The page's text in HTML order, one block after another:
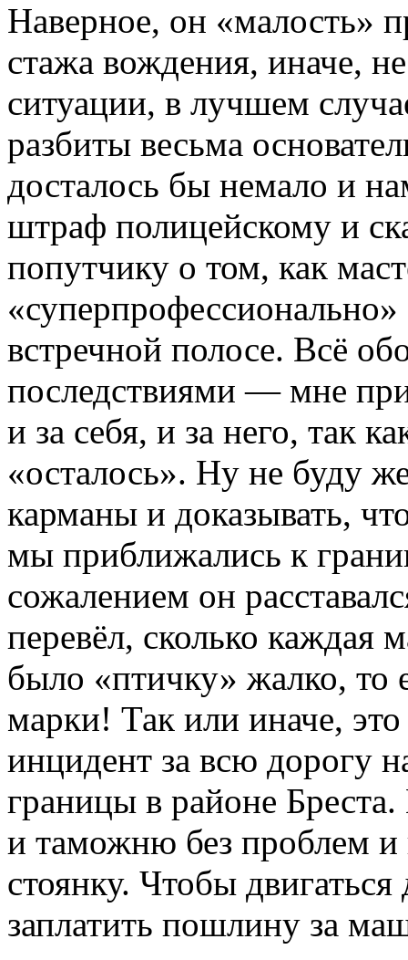
Наверное, он «малость»
стажа вождения, иначе,
ситуации, в лучшем
разбиты весьма
досталось бы немало и
штраф полицейскому и
попутчику о том, как
встречной полосе. Всё
последствиями — мне
и за себя, и за него, так
«осталось». Ну не буду
карманы и доказывать,
мы приближались к
сожалением он
перевёл, сколько каждая
было «птичку» жалко, то
марки! Так или иначе,
инцидент за всю дорогу
границы в районе
и таможню без проблем
стоянку. Чтобы
заплатить пошлину за